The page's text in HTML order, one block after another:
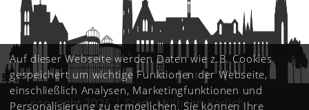
copyright 2025 | Stadt Mülheim-Kärlich
Auf dieser Webseite werden Daten wie z.B. Cookies
gespeichert um wichtige Funktionen der Webseite,
einschließlich Analysen, Marketingfunktionen und
Personalisierung zu ermöglichen. Sie können Ihre